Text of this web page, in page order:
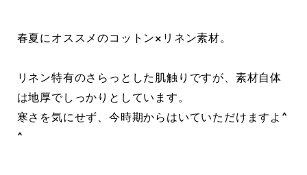
春夏にオススメのコットン×リネン素材。
リネン特有のさらっとした肌触りですが、素材自体
は地厚でしっかりとしています。
寒さを気にせず、今時期からはいていただけますよ^
^